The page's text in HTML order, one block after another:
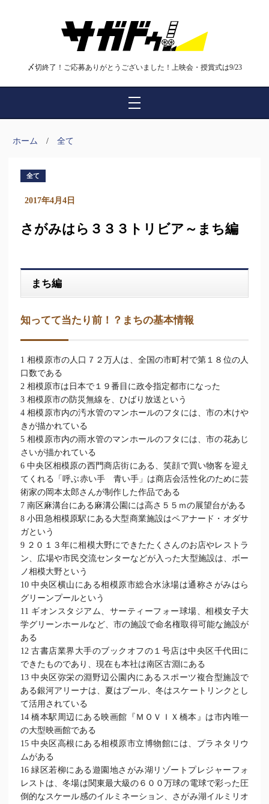
〆切終了！ご応募ありがとうございました！上映会・授賞式は9/23
ホーム 全て
全て
2017年4月4日
さがみはら３３３トリビア～まち編
まち編
知ってて当たり前！？まちの基本情報
1 相模原市の人口７２万人は、全国の市町村で第１８位の人
口数である
2 相模原市は日本で１９番目に政令指定都市になった
3 相模原市の防災無線を、ひばり放送という
4 相模原市内の汚水管のマンホールのフタには、市の木けや
きが描かれている
5 相模原市内の雨水管のマンホールのフタには、市の花あじ
さいが描かれている
6 中央区相模原の西門商店街にある、笑顔で買い物客を迎え
てくれる「呼ぶ赤い手 青い手」は商店会活性化のために芸
術家の岡本太郎さんが制作した作品である
7 南区麻溝台にある麻溝公園には高さ５５ｍの展望台がある
8 小田急相模原駅にある大型商業施設はペアナード・オダサ
ガという
9 ２０１３年に相模大野にできたたくさんのお店やレストラ
ン、広場や市民交流センターなどが入った大型施設は、ボー
ノ相模大野という
10 中央区横山にある相模原市総合水泳場は通称さがみはら
グリーンプールという
11 ギオンスタジアム、サーティーフォー球場、相模女子大
学グリーンホールなど、市の施設で命名権取得可能な施設が
ある
12 古書店業界大手のブックオフの１号店は中央区千代田に
できたものであり、現在も本社は南区古淵にある
13 中央区弥栄の淵野辺公園内にあるスポーツ複合型施設で
ある銀河アリーナは、夏はプール、冬はスケートリンクとし
て活用されている
14 橋本駅周辺にある映画館『ＭＯＶＩＸ橋本』は市内唯一
の大型映画館である
15 中央区高根にある相模原市立博物館には、プラネタリウ
ムがある
16 緑区若柳にある遊園地さがみ湖リゾートプレジャーフォ
レストは、冬場は関東最大級の６００万球の電球で彩った圧
倒的なスケール感のイルミネーション、さがみ湖イルミリオ